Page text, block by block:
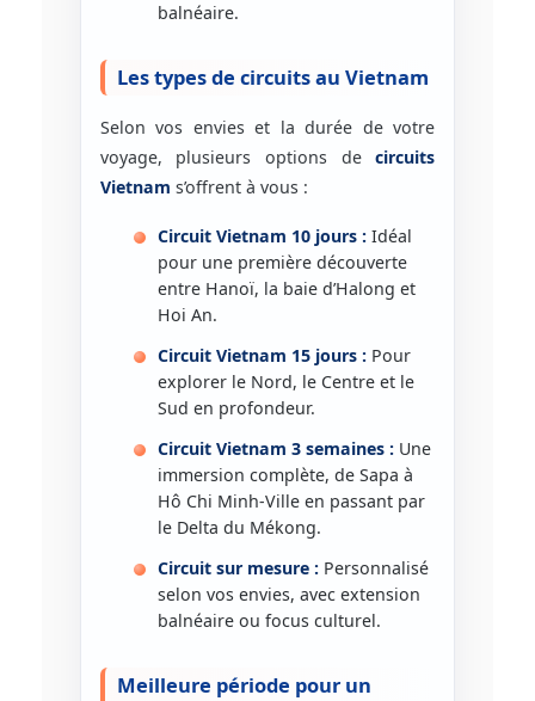
balnéaire.
Les types de circuits au Vietnam
Selon vos envies et la durée de votre
voyage, plusieurs options decircuits
Vietnam s’offrent à vous :
Circuit Vietnam 10 jours :Idéal
pour une première découverte
entre Hanoï, la baie d’Halong et
Hoi An.
Circuit Vietnam 15 jours :Pour
explorer le Nord, le Centre et le
Sud en profondeur.
Circuit Vietnam 3 semaines :Une
immersion complète, de Sapa à
Hô Chi Minh-Ville en passant par
le Delta du Mékong.
Circuit sur mesure :Personnalisé
selon vos envies, avec extension
balnéaire ou focus culturel.
Meilleure période pour un